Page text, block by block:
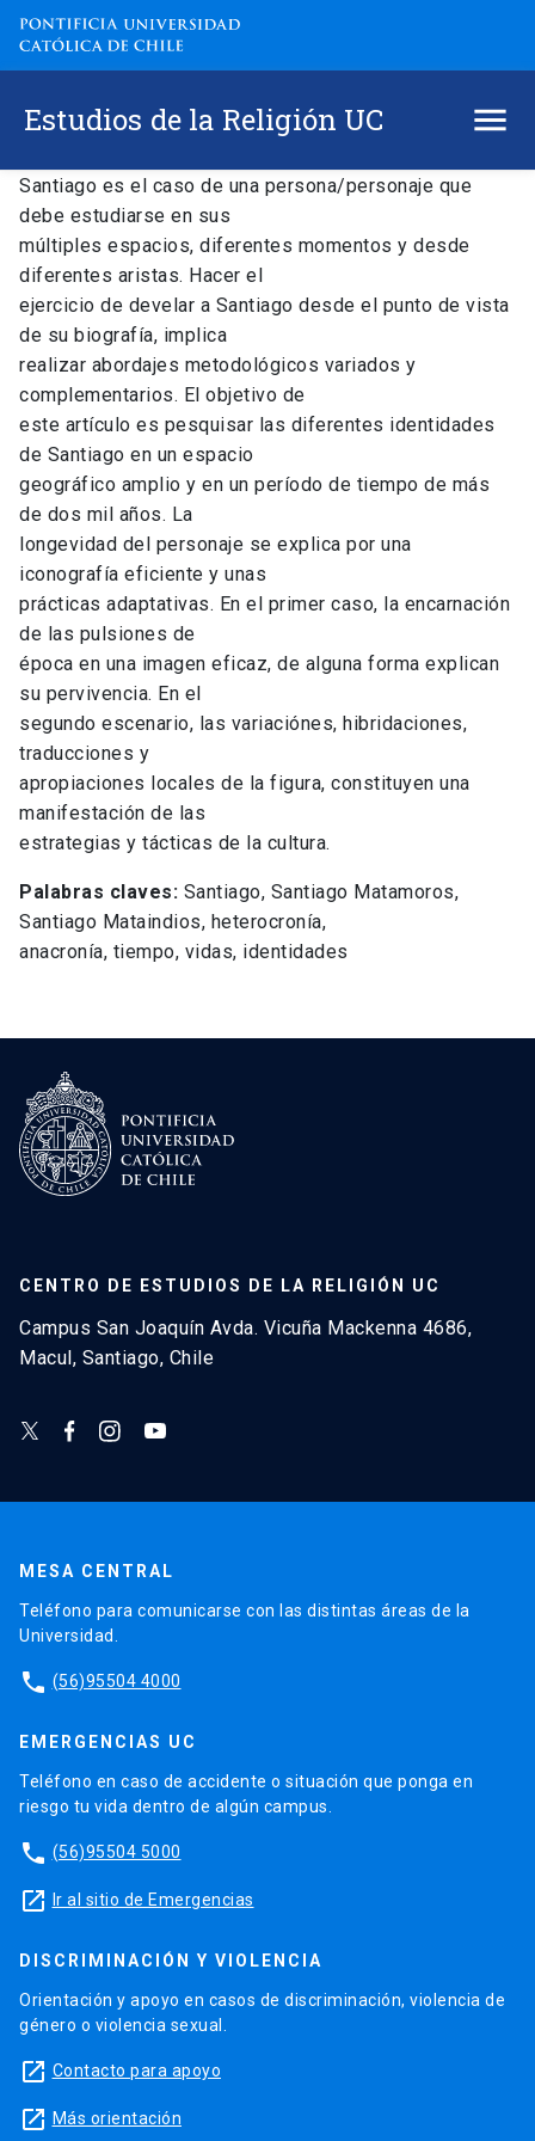
Estudios de la Religión UC
Santiago es el caso de una persona/personaje que
debe estudiarse en sus
múltiples espacios, diferentes momentos y desde
diferentes aristas. Hacer el
ejercicio de develar a Santiago desde el punto de vista
de su biografía, implica
realizar abordajes metodológicos variados y
complementarios. El objetivo de
este artículo es pesquisar las diferentes identidades
de Santiago en un espacio
geográfico amplio y en un período de tiempo de más
de dos mil años. La
longevidad del personaje se explica por una
iconografía eficiente y unas
prácticas adaptativas. En el primer caso, la encarnación
de las pulsiones de
época en una imagen eficaz, de alguna forma explican
su pervivencia. En el
segundo escenario, las variaciónes, hibridaciones,
traducciones y
apropiaciones locales de la figura, constituyen una
manifestación de las
estrategias y tácticas de la cultura.
Palabras claves: Santiago, Santiago Matamoros,
Santiago Mataindios, heterocronía,
anacronía, tiempo, vidas, identidades
CENTRO DE ESTUDIOS DE LA RELIGIÓN UC
Campus San Joaquín Avda. Vicuña Mackenna 4686,
Macul, Santiago, Chile
MESA CENTRAL
Teléfono para comunicarse con las distintas áreas de la
Universidad.
phone (56)95504 4000
EMERGENCIAS UC
Teléfono en caso de accidente o situación que ponga en
riesgo tu vida dentro de algún campus.
phone (56)95504 5000
launch Ir al sitio de Emergencias
DISCRIMINACIÓN Y VIOLENCIA
Orientación y apoyo en casos de discriminación, violencia de
género o violencia sexual.
launch Contacto para apoyo
launch Más orientación